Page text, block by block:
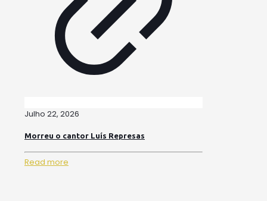
Julho 22, 2026
Morreu o cantor Luís Represas
Read more